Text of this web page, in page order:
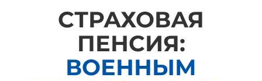
СТРАХОВАЯ
ПЕНСИЯ:
ВОЕННЫМ